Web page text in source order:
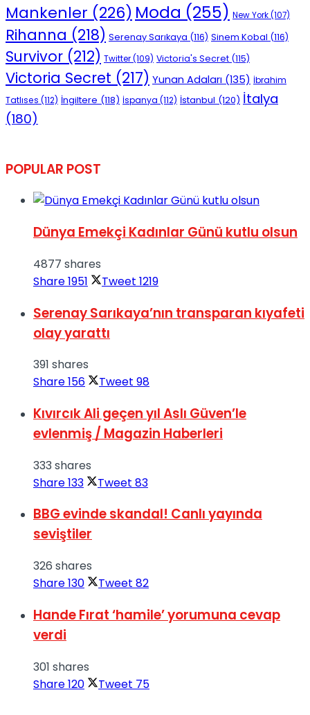
Mankenler (226) Moda (255) New York(107)
Rihanna (218) Serenay Sarıkaya (116) Sinem Kobal (116)
Survivor (212) Twitter(109) Victoria's Secret (115)
Victoria Secret (217) Yunan Adaları (135) İbrahim
Tatlıses (112) İngiltere (118) İspanya (112) İstanbul (120) İtalya
(180)
POPULAR POST
Dünya Emekçi Kadınlar Günü kutlu olsun
4877 shares
Share1951 Tweet 1219
Serenay Sarıkaya’nın transparan kıyafeti
olay yarattı
391 shares
Share156 Tweet 98
Kıvırcık Ali geçen yıl Aslı Güven’le
evlenmiş / Magazin Haberleri
333 shares
Share133 Tweet 83
BBG evinde skandal! Canlı yayında
seviştiler
326 shares
Share130 Tweet 82
Hande Fırat ‘hamile’ yorumuna cevap
verdi
301 shares
Share120 Tweet 75